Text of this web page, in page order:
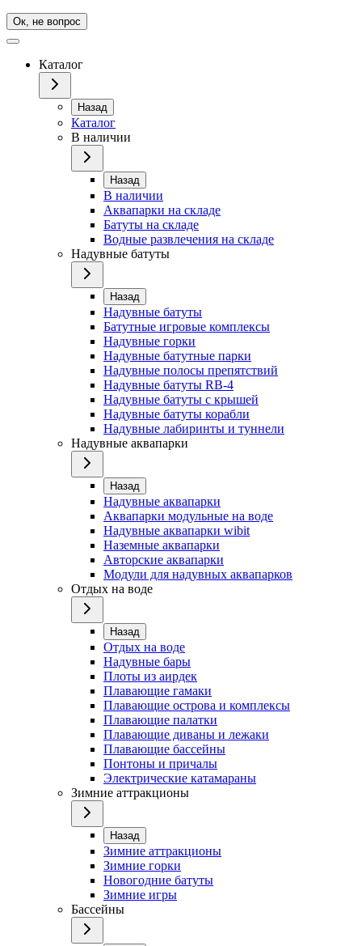
Ок, не вопрос
Каталог
Назад
Каталог
В наличии
Назад
В наличии
Аквапарки на складе
Батуты на складе
Водные развлечения на складе
Надувные батуты
Назад
Надувные батуты
Батутные игровые комплексы
Надувные горки
Надувные батутные парки
Надувные полосы препятствий
Надувные батуты RB-4
Надувные батуты с крышей
Надувные батуты корабли
Надувные лабиринты и туннели
Надувные аквапарки
Назад
Надувные аквапарки
Аквапарки модульные на воде
Надувные аквапарки wibit
Наземные аквапарки
Авторские аквапарки
Модули для надувных аквапарков
Отдых на воде
Назад
Отдых на воде
Надувные бары
Плоты из аирдек
Плавающие гамаки
Плавающие острова и комплексы
Плавающие палатки
Плавающие диваны и лежаки
Плавающие бассейны
Понтоны и причалы
Электрические катамараны
Зимние аттракционы
Назад
Зимние аттракционы
Зимние горки
Новогодние батуты
Зимние игры
Бассейны